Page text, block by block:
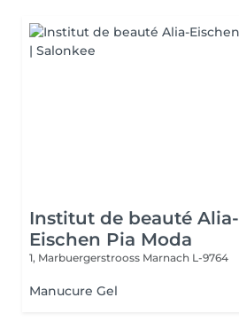
Institut de beauté Alia-
Eischen Pia Moda
1, Marbuergerstrooss Marnach L-9764
Manucure Gel